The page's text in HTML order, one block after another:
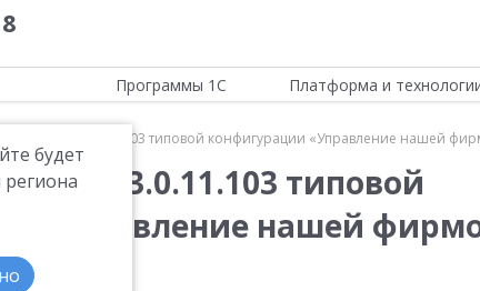
будет
Программы 1С Платформа и
версия 3.0.11.103 типовой конфигурации «Управление нашей
3.0.11.103 типовой
«Управление нашей